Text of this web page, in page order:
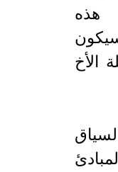
هذه
الأخ